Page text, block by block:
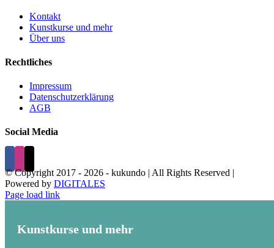
Kontakt
Kunstkurse und mehr
Über uns
Rechtliches
Impressum
Datenschutzerklärung
AGB
Social Media
© Copyright 2017 - 2026 - kukundo | All Rights Reserved |
Powered by DIGITALES
Page load link
Kunstkurse und mehr